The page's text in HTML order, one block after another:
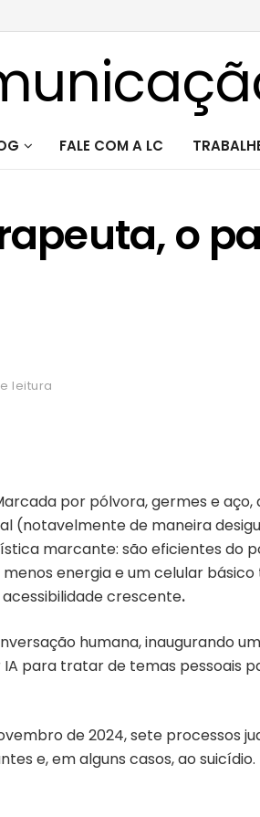
FALE COM A LC
o
leitura
por pólvora, germes e aço,
(notavelmente de maneira
marcante: são eficientes do
energia e um celular
crescente.
humana, inaugurando
para tratar de temas pessoais
de 2024, sete processos
e, em alguns casos, ao